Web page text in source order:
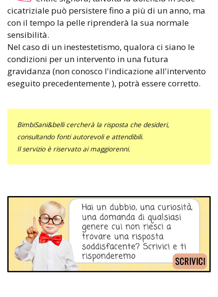
cicatriziale può persistere fino a più di un anno, ma
con il tempo la pelle riprenderà la sua normale
sensibilità.
Nel caso di un inestestetismo, qualora ci siano le
condizioni per un intervento in una futura
gravidanza (non conosco l'indicazione all'intervento
eseguito precedentemente ), potrà essere corretto.
BimbiSani&belli cercherà la risposta che desideri,
consultando fonti autorevoli e attendibili.
Il servizio è riservato ai maggiorenni.